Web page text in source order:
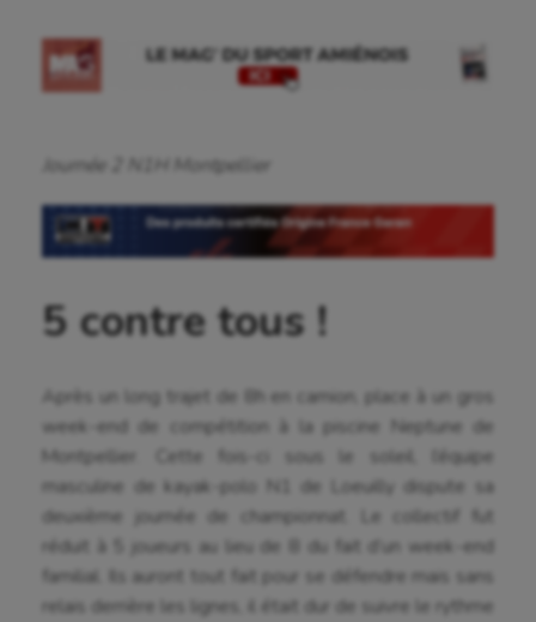
Journée 2 N1H Montpellier
5 contre tous !
Après un long trajet de 8h en camion, place à un gros
week-end de compétition à la piscine Neptune de
Montpellier. Cette fois-ci sous le soleil, l’équipe
masculine de kayak-polo N1 de Loeuilly dispute sa
deuxième journée de championnat. Le collectif fut
réduit à 5 joueurs au lieu de 8 du fait d’un week-end
familial. Ils auront tout fait pour se défendre mais sans
relais derrière les lignes, il était dur de suivre le rythme